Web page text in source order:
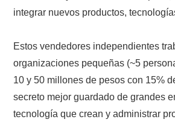
integrar nuevos productos,
Estos vendedores independientes
organizaciones pequeñas (~5
10 y 50 millones de pesos con 15%
secreto mejor guardado de grandes
tecnología que crean y administrar